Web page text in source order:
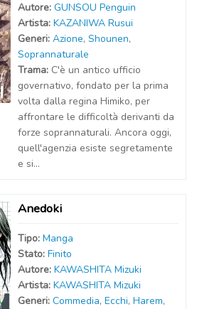
Autore: GUNSOU Penguin
Artista: KAZANIWA Rusui
Generi: Azione, Shounen,
Soprannaturale
Trama: C'è un antico ufficio
governativo, fondato per la prima
volta dalla regina Himiko, per
affrontare le difficoltà derivanti da
forze soprannaturali. Ancora oggi,
quell'agenzia esiste segretamente
e si...
Anedoki
Tipo: Manga
Stato: Finito
Autore: KAWASHITA Mizuki
Artista: KAWASHITA Mizuki
Generi: Commedia, Ecchi, Harem,